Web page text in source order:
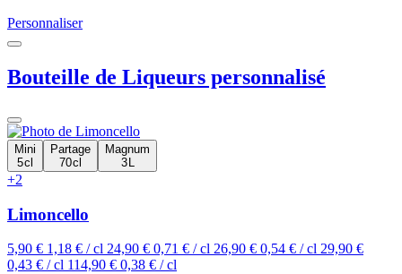
Personnaliser
Bouteille de Liqueurs personnalisé
Mini
5 cl
Partage
70 cl
Magnum
3 L
+2
Limoncello
5,90 € 1,18 € / cl 24,90 € 0,71 € / cl 26,90 € 0,54 € / cl 29,90 €
0,43 € / cl 114,90 € 0,38 € / cl